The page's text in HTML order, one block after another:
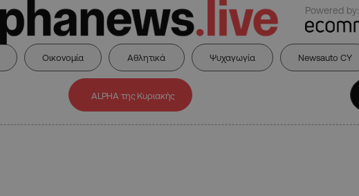
Powered by:
Οικονομία Αθλητικά Ψυχαγωγία Newsauto CY
ALPHA της Κυριακής